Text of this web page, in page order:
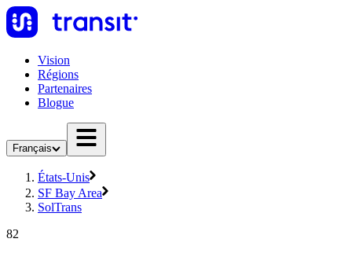
Vision
Régions
Partenaires
Blogue
Français
États-Unis
SF Bay Area
SolTrans
82